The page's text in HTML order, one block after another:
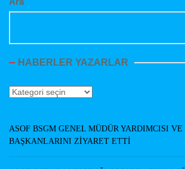
HABERLER YAZARLAR
Haberler
ASOF BSGM GENEL MÜDÜR YARDIMCISI VE
BAŞKANLARINI ZİYARET ETTİ